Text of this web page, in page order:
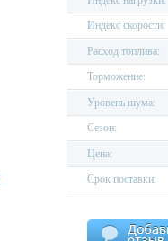
Индекс скорости:
Расход топлива:
Торможение:
Уровень шума:
Сезон:
Цена:
Срок поставки: